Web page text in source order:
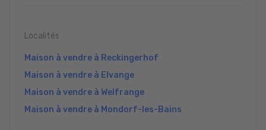
Localités
Maison à vendre à Reckingerhof
Maison à vendre à Elvange
Maison à vendre à Welfrange
Maison à vendre à Mondorf-les-Bains